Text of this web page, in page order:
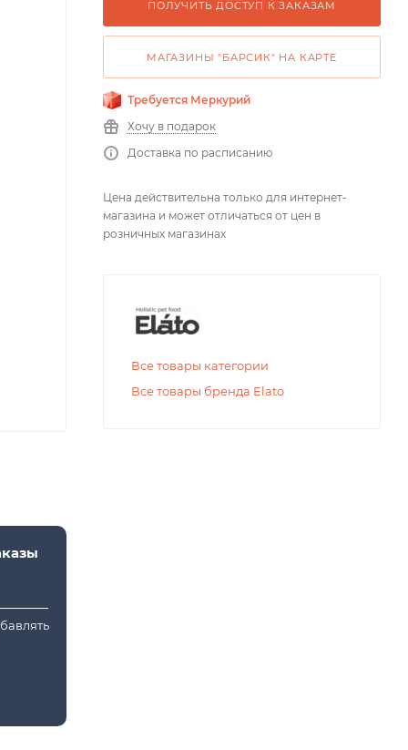
ПОЛУЧИТЬ ДОСТУП К ЗАКАЗАМ
МАГАЗИНЫ "БАРСИК" НА КАРТЕ
Требуется Меркурий
Хочу в подарок
Доставка по расписанию
Цена действительна только для интернет-
магазина и может отличаться от цен в
розничных магазинах
Все товары категории
Все товары бренда Elato